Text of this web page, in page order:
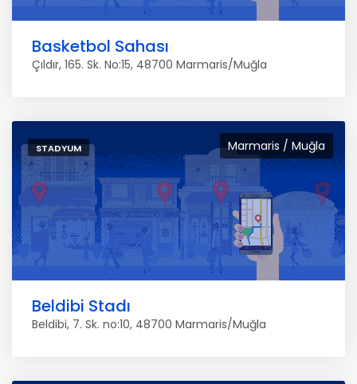
Basketbol Sahası
Çıldır, 165. Sk. No:15, 48700 Marmaris/Muğla
Marmaris / Muğla
STADYUM
Beldibi Stadı
Beldibi, 7. Sk. no:10, 48700 Marmaris/Muğla